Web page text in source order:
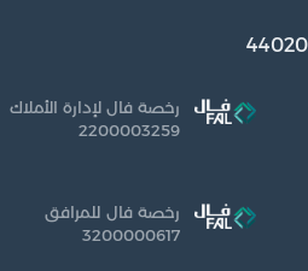
رخصة فال لإدارة الأملاك
2200003259
رخصة فال للمرافق
3200000617